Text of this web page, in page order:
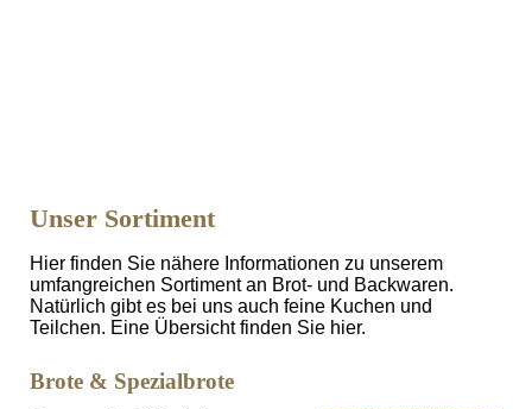
Unser Sortiment
Hier finden Sie nähere Informationen zu unserem
umfangreichen Sortiment an Brot- und Backwaren.
Natürlich gibt es bei uns auch feine Kuchen und
Teilchen. Eine Übersicht finden Sie hier.
Brote & Spezialbrote